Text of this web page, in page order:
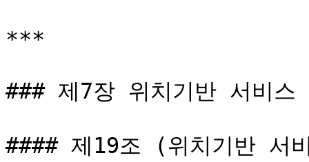
***
### 제7장 위치기반 서비스
#### 제19조 (위치기반 서